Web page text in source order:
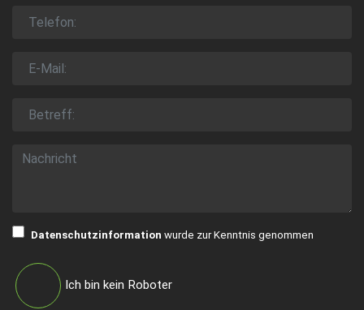
Datenschutzinformation wurde zur Kenntnis genommen
Ich bin kein Roboter